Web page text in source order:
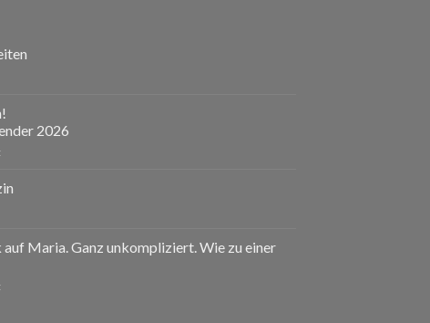
2026
für
sind
Maria. Ganz unkompliziert. Wie zu einer
für